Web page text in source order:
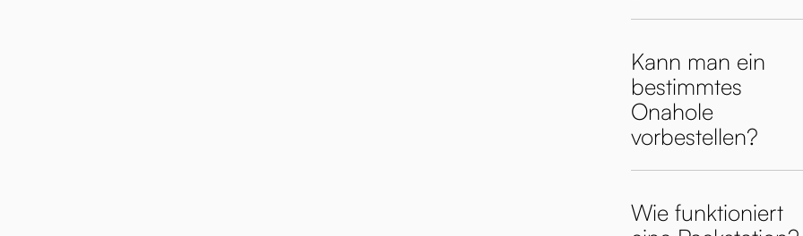
Kann man ein
bestimmtes
Onahole
vorbestellen?
Wie funktioniert